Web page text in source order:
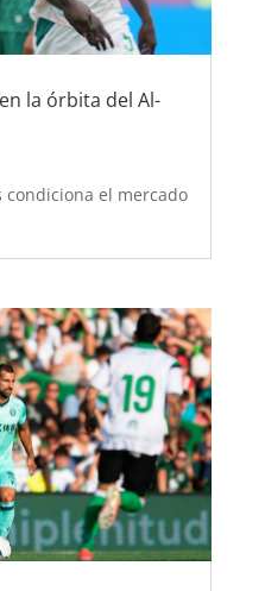
la órbita del Al-
condiciona el mercado